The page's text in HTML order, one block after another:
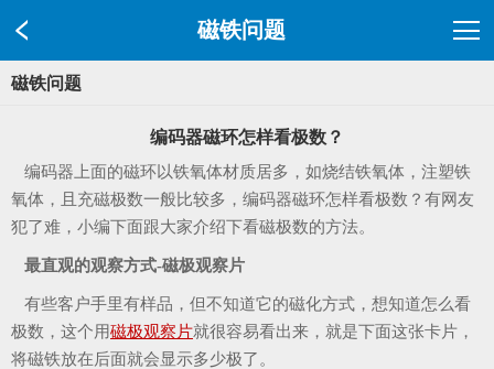
磁铁问题
磁铁问题
编码器磁环怎样看极数？
编码器上面的磁环以铁氧体材质居多，如烧结铁氧体，注塑铁
氧体，且充磁极数一般比较多，编码器磁环怎样看极数？有网友
犯了难，小编下面跟大家介绍下看磁极数的方法。
最直观的观察方式-磁极观察片
有些客户手里有样品，但不知道它的磁化方式，想知道怎么看
极数，这个用磁极观察片就很容易看出来，就是下面这张卡片，
将磁铁放在后面就会显示多少极了。